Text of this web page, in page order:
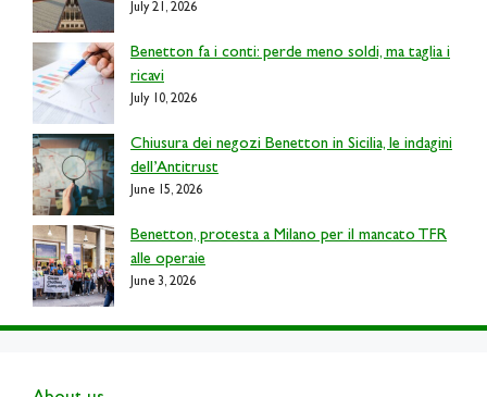
July 21, 2026
Benetton fa i conti: perde meno soldi, ma taglia i
ricavi
July 10, 2026
Chiusura dei negozi Benetton in Sicilia, le indagini
dell’Antitrust
June 15, 2026
Benetton, protesta a Milano per il mancato TFR
alle operaie
June 3, 2026